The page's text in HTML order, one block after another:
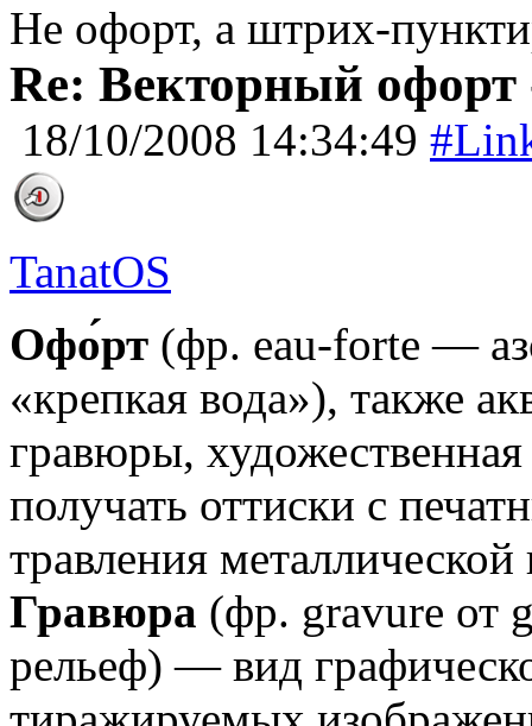
Не офорт, а штрих-
Re: Векторный офорт
18/10/2008 14:34:49
TanatOS
Офо́рт (фр. eau-forte —
«крепкая вода»), также
гравюры,
получать оттиски с
травления
Гравюра (фр. gravure от
рельеф) — вид